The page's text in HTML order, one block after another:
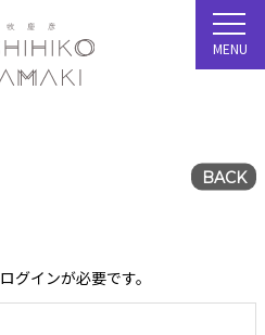
MENU
BACK
グインが必要です。